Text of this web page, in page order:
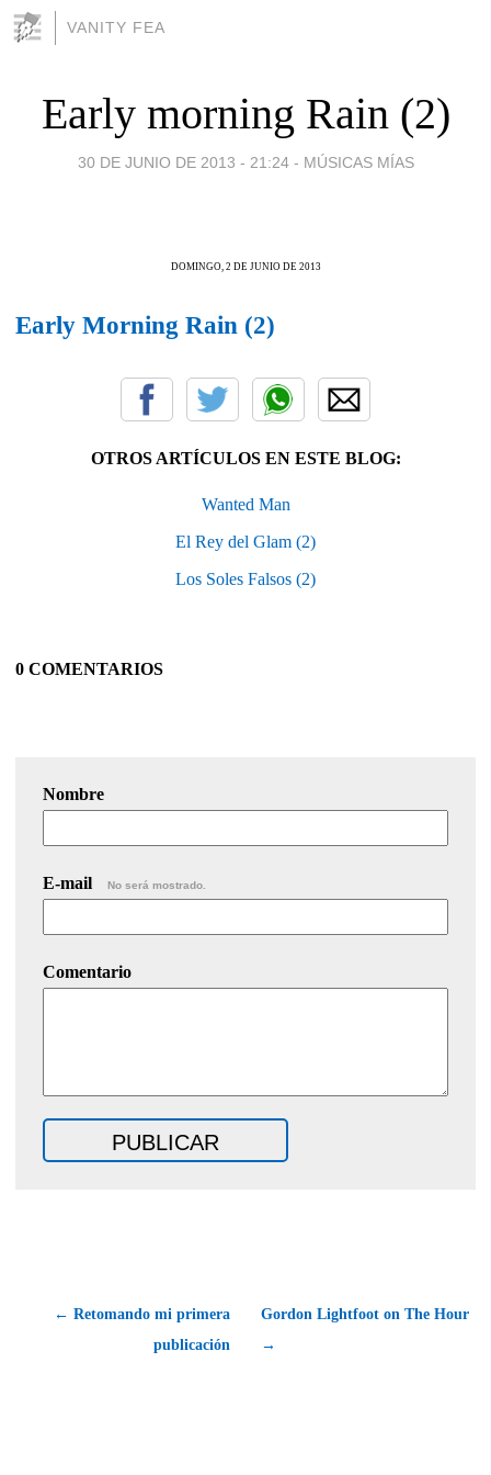
VANITY FEA
Early morning Rain (2)
30 DE JUNIO DE 2013 - 21:24 - MÚSICAS MÍAS
DOMINGO, 2 DE JUNIO DE 2013
Early Morning Rain (2)
OTROS ARTÍCULOS EN ESTE BLOG:
Wanted Man
El Rey del Glam (2)
Los Soles Falsos (2)
0 COMENTARIOS
Nombre
E-mail No será mostrado.
Comentario
← Retomando mi primera
publicación
Gordon Lightfoot on The Hour
→